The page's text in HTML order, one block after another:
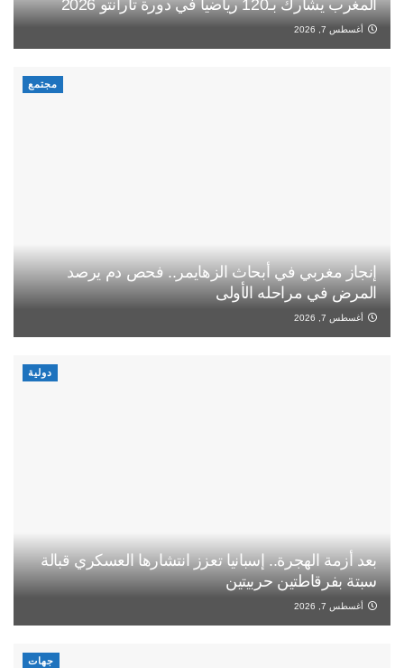
المغرب يشارك بـ120 رياضيا في دورة تارانتو 2026
أغسطس 7, 2026
مجتمع
إنجاز مغربي في أبحاث الزهايمر.. فحص دم يرصد
المرض في مراحله الأولى
أغسطس 7, 2026
دولية
بعد أزمة الهجرة.. إسبانيا تعزز انتشارها العسكري قبالة
سبتة بفرقاطتين حربيتين
أغسطس 7, 2026
جهات